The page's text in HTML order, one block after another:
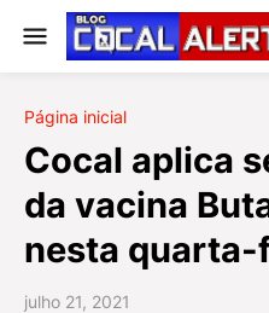
Página inicial
Cocal aplica
da vacina
nesta quarta-
julho 21, 2021